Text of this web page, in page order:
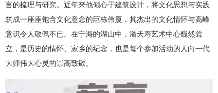
言的梳理与研究。近年来他倾心于建筑设计，将文化思想与实践
筑成一座座饱含文化意念的巨栋伟厦，其杰出的文化情怀与高峰
意识令人敬佩不已。在宁海的湖山中，潘天寿艺术中心巍然耸
立，是历史的情怀、家乡的纪念，也是每个参加活动的人向一代
大师伟大心灵的崇高致敬。